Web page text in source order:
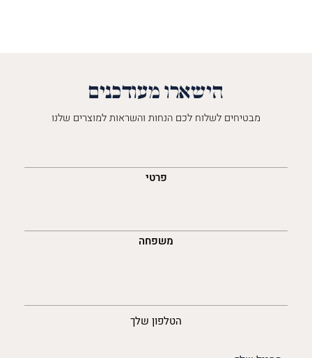
הישארו מעודכנים
מבטיחים לשלוח לכם הנחות והשראות למוצרים שלנו
פרטי
משפחה
הטלפון שלך